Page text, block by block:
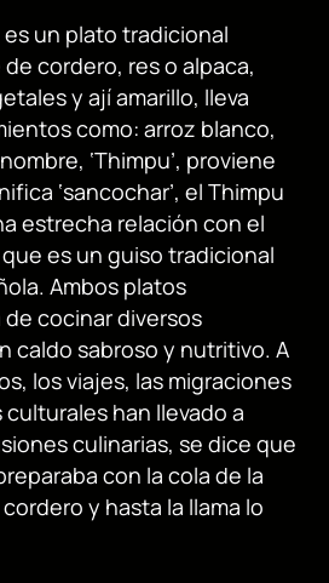
un plato tradicional
cordero, res o alpaca,
y ají amarillo, lleva
como: arroz blanco,
‘Thimpu’, proviene
‘sancochar’, el Thimpu
estrecha relación con el
es un guiso tradicional
Ambos platos
cocinar diversos
caldo sabroso y nutritivo. A
los viajes, las migraciones
han llevado a
culinarias, se dice que
con la cola de la
y hasta la llama lo